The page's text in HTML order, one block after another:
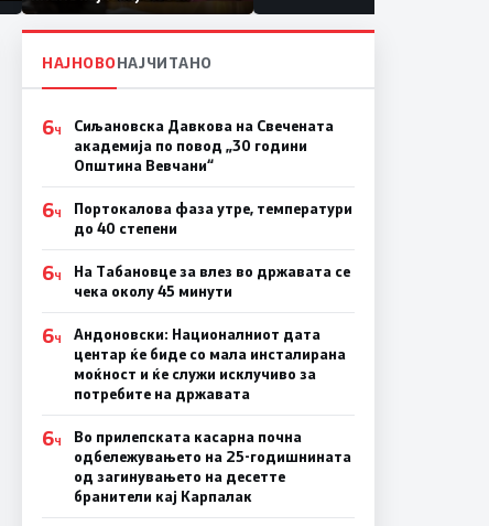
првачиња помалку
НАЈНОВОНАЈЧИТАНО
6Ч
Сиљановска Давкова на Свечената
академија по повод „30 години
Општина Вевчани“
6Ч
Портокалова фаза утре, температури
до 40 степени
6Ч
На Табановце за влез во државата се
чека околу 45 минути
6Ч
Андоновски: Националниот дата
центар ќе биде со мала инсталирана
моќност и ќе служи исклучиво за
потребите на државата
6Ч
Во прилепската касарна почна
одбележувањето на 25-годишнината
од загинувањето на десетте
бранители кај Карпалак